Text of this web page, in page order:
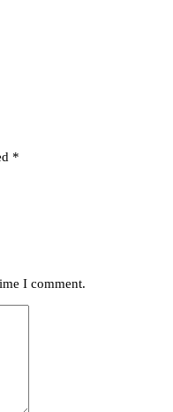
*
I comment.